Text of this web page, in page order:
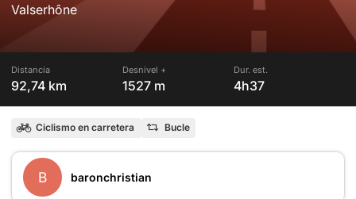
Valserhône
Distancia
92,74 km
Desnivel +
1527 m
Dur. est.
4h37
Ciclismo en carretera Bucle
B baronchristian